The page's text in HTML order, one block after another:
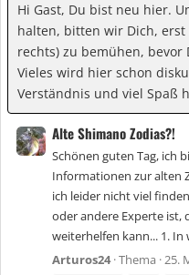
Hi Gast, Du bist neu hier.
halten, bitten wir Dich, erst
rechts) zu bemühen, bevor
Vieles wird hier schon
Verständnis und viel Spaß
Alte Shimano Zodias?!
Schönen guten Tag, ich
Informationen zur alten
ich leider nicht viel
oder andere Experte ist,
weiterhelfen kann... 1. In
Arturos24 Thema 25.